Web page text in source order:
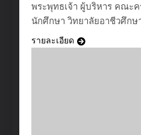
พระพุทธเจ้า ผู้บริหาร คณะ
นักศึกษา วิทยาลัยอาชีวศึกษ
รายละเอียด